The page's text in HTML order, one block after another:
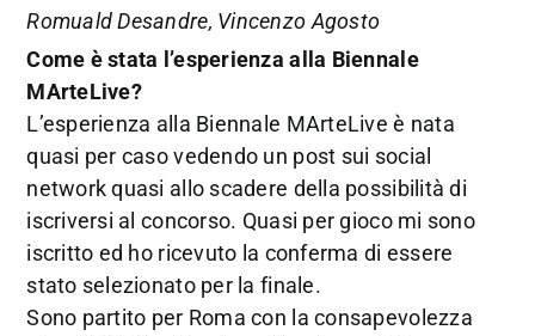
Romuald Desandre, Vincenzo Agosto
Come è stata l’esperienza alla Biennale
MArteLive?
L’esperienza alla Biennale MArteLive è nata
quasi per caso vedendo un post sui social
network quasi allo scadere della possibilità di
iscriversi al concorso. Quasi per gioco mi sono
iscritto ed ho ricevuto la conferma di essere
stato selezionato per la finale.
Sono partito per Roma con la consapevolezza